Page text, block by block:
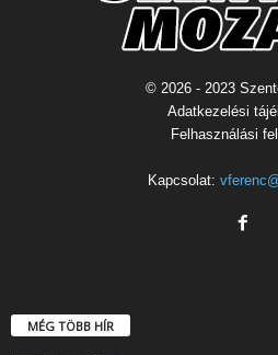
© 2026 - 2023
Adatkezelési
Felhasználási
Kapcsolat:
MÉG TÖBB HÍR